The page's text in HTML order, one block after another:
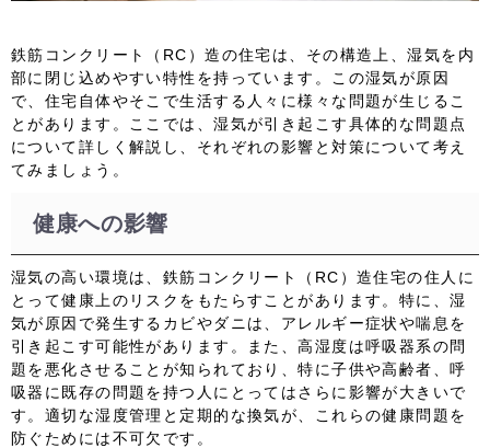
鉄筋コンクリート（RC）造の住宅は、その構造上、湿気を内
部に閉じ込めやすい特性を持っています。この湿気が原因
で、住宅自体やそこで生活する人々に様々な問題が生じるこ
とがあります。ここでは、湿気が引き起こす具体的な問題点
について詳しく解説し、それぞれの影響と対策について考え
てみましょう。
健康への影響
湿気の高い環境は、鉄筋コンクリート（RC）造住宅の住人に
とって健康上のリスクをもたらすことがあります。特に、湿
気が原因で発生するカビやダニは、アレルギー症状や喘息を
引き起こす可能性があります。また、高湿度は呼吸器系の問
題を悪化させることが知られており、特に子供や高齢者、呼
吸器に既存の問題を持つ人にとってはさらに影響が大きいで
す。適切な湿度管理と定期的な換気が、これらの健康問題を
防ぐためには不可欠です。